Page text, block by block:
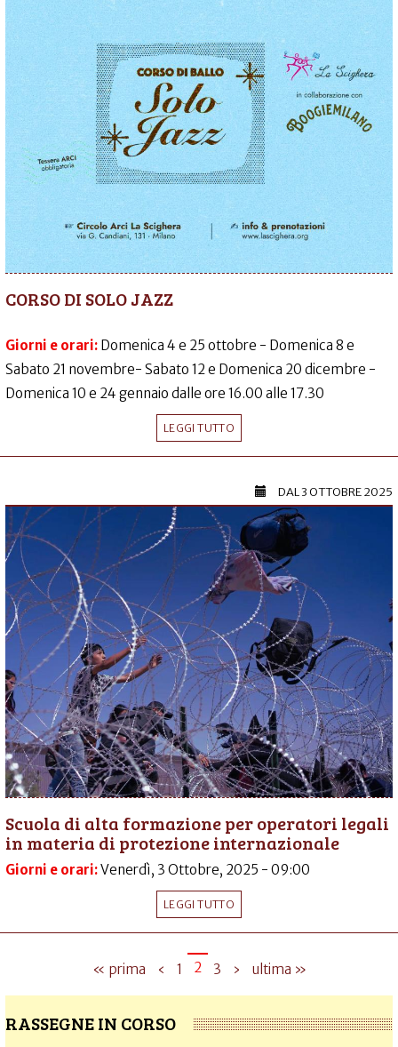
CORSO DI SOLO JAZZ
Giorni e orari: Domenica 4 e 25 ottobre - Domenica 8 e
Sabato 21 novembre- Sabato 12 e Domenica 20 dicembre -
Domenica 10 e 24 gennaio dalle ore 16.00 alle 17.30
LEGGI TUTTO
DAL3 OTTOBRE 2025
Scuola di alta formazione per operatori legali
in materia di protezione internazionale
Giorni e orari:Venerdì, 3 Ottobre, 2025 - 09:00
LEGGI TUTTO
« prima ‹ 1 2 3 › ultima »
RASSEGNE IN CORSO